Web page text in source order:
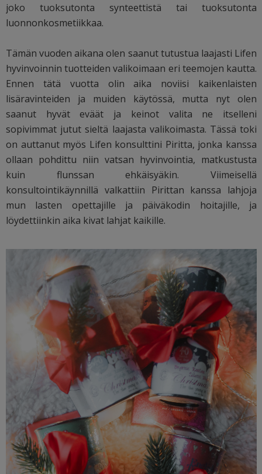
joko tuoksutonta synteettistä tai tuoksutonta
luonnonkosmetiikkaa.
Tämän vuoden aikana olen saanut tutustua laajasti Lifen
hyvinvoinnin tuotteiden valikoimaan eri teemojen kautta.
Ennen tätä vuotta olin aika noviisi kaikenlaisten
lisäravinteiden ja muiden käytössä, mutta nyt olen
saanut hyvät eväät ja keinot valita ne itselleni
sopivimmat jutut sieltä laajasta valikoimasta. Tässä toki
on auttanut myös Lifen konsulttini Piritta, jonka kanssa
ollaan pohdittu niin vatsan hyvinvointia, matkustusta
kuin flunssan ehkäisyäkin. Viimeisellä
konsultointikäynnillä valkattiin Pirittan kanssa lahjoja
mun lasten opettajille ja päiväkodin hoitajille, ja
löydettiinkin aika kivat lahjat kaikille.